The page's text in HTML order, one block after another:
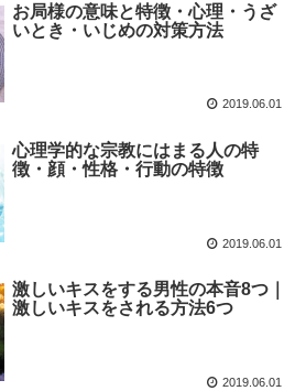
お局様の意味と特徴・心理・うざ
いとき・いじめの対策方法
2019.06.01
心理学的な宗教にはまる人の特
徴・顔・性格・行動の特徴
2019.06.01
激しいキスをする男性の本音8つ｜
激しいキスをされる方法6つ
2019.06.01